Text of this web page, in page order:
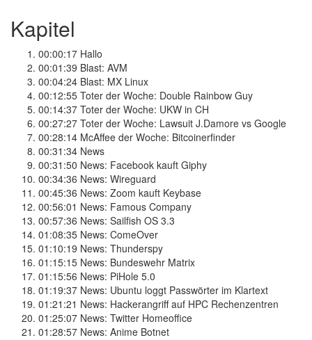
Kapitel
00:00:17 Hallo
00:01:39 Blast: AVM
00:04:24 Blast: MX Linux
00:12:55 Toter der Woche: Double Rainbow Guy
00:14:37 Toter der Woche: UKW in CH
00:27:27 Toter der Woche: Lawsuit J.Damore vs Google
00:28:14 McAffee der Woche: Bitcoinerfinder
00:31:34 News
00:31:50 News: Facebook kauft Giphy
00:34:36 News: Wireguard
00:45:36 News: Zoom kauft Keybase
00:56:01 News: Famous Company
00:57:36 News: Sailfish OS 3.3
01:08:35 News: ComeOver
01:10:19 News: Thunderspy
01:15:15 News: Bundeswehr Matrix
01:15:56 News: PiHole 5.0
01:19:37 News: Ubuntu loggt Passwörter im Klartext
01:21:21 News: Hackerangriff auf HPC Rechenzentren
01:25:07 News: Twitter Homeoffice
01:28:57 News: Anime Botnet